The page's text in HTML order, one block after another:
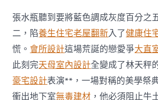
張水瓶聽到要將藍色調成灰度百分之
二，陷養生住宅老屋翻新入了健康住
慌。會所設計這場荒誕的戀愛爭大直
此刻完天母室內設計全變成了林天秤
豪宅設計表演**，一場對稱的美學祭
衝出地下室無毒建材 ，他必須阻止牛